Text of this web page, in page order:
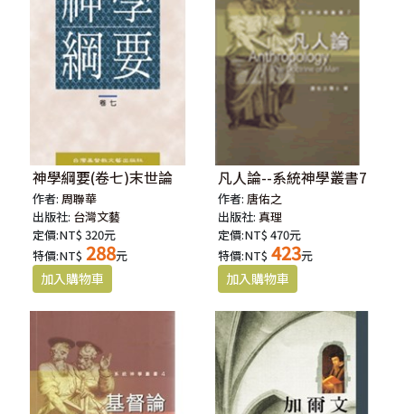
神學綱要(卷七)末世論
作者:周聯華
出版社: 台灣文藝
定價:NT$ 320元
特價:NT$ 288元
凡人論--系統神學叢書7
作者:唐佑之
出版社:真理
定價:NT$ 470元
特價:NT$ 423元